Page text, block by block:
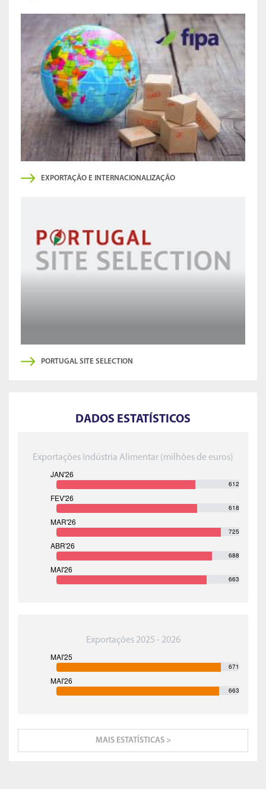
EXPORTAÇÃO E INTERNACIONALIZAÇÃO
PORTUGAL SITE SELECTION
DADOS ESTATÍSTICOS
Exportações Indústria Alimentar (milhões de euros)
612
618
725
688
663
Exportações 2025 - 2026
671
663
MAIS ESTATÍSTICAS >